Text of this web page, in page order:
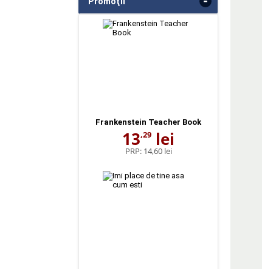
Frankenstein Teacher Book
13,29 lei
PRP: 14,60 lei